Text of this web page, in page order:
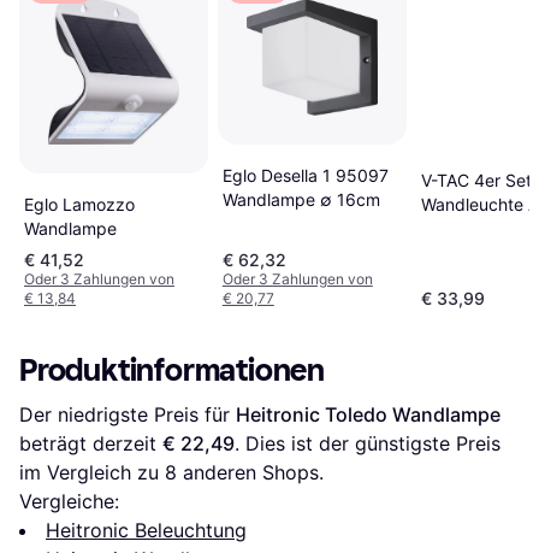
Eglo Lamozzo
Wandlampe
€ 41,52
Oder 3 Zahlungen von
€ 13,84
Eglo Desella 1 95097
Wandlampe ∅ 16cm
€ 62,32
Oder 3 Zahlungen von
€ 20,77
V-TAC 4er Set
Wandleuchte
€ 33,99
Produktinformationen
Der niedrigste Preis für Heitronic Toledo Wandlampe
beträgt derzeit € 22,49. Dies ist der günstigste Preis
im Vergleich zu 8 anderen Shops.
Vergleiche:
Heitronic Beleuchtung